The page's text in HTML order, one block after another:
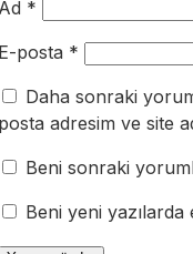
*
posta *
Daha sonraki
adresim ve site
Beni sonraki
Beni yeni